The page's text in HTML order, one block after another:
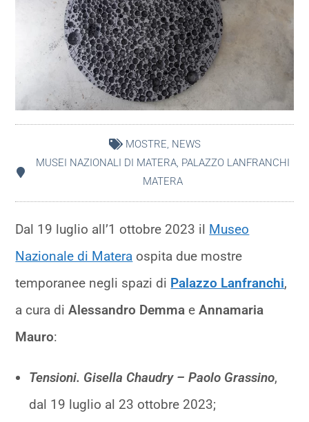
MOSTRE, NEWS
MUSEI NAZIONALI DI MATERA, PALAZZO LANFRANCHI
MATERA
Dal 19 luglio all’1 ottobre 2023 il Museo
Nazionale di Matera ospita due mostre
temporanee negli spazi di Palazzo Lanfranchi,
a cura diAlessandro Demma eAnnamaria
Mauro:
Tensioni. Gisella Chaudry – Paolo Grassino,
dal 19 luglio al 23 ottobre 2023;